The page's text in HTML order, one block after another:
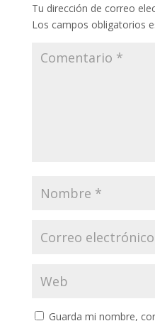
Tu dirección de correo
Los campos obligatorios
Guarda mi nombre,